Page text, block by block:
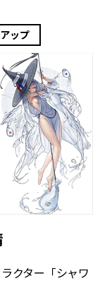
ップ
クター「シャワ